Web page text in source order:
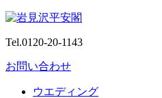
Tel.0120-20-1143
お問い合わせ
ウエディング